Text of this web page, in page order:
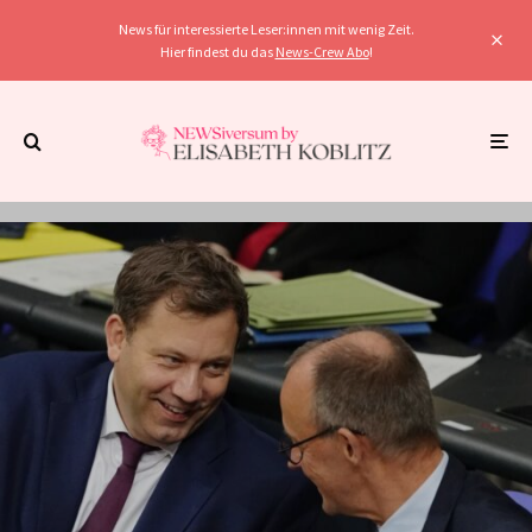
News für interessierte Leser:innen mit wenig Zeit.
Hier findest du das News-Crew Abo!